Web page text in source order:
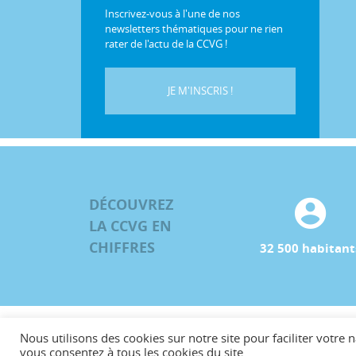
Inscrivez-vous à l'une de nos
newsletters thématiques pour ne rien
rater de l'actu de la CCVG !
JE M'INSCRIS !
DÉCOUVREZ
LA CCVG EN
CHIFFRES
32 500
©CCVG
Nous utilisons des cookies sur notre site pour faciliter votre
vous consentez à tous les cookies du site.